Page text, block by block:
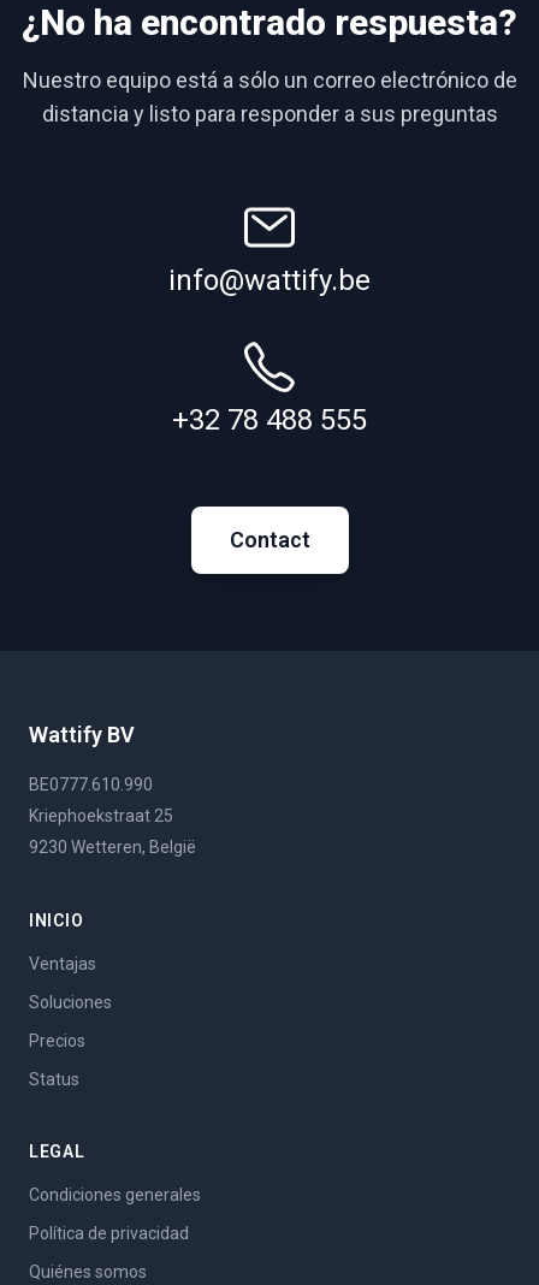
¿No ha encontrado respuesta?
Nuestro equipo está a sólo un correo electrónico de
distancia y listo para responder a sus preguntas
info@wattify.be
+32 78 488 555
Contact
Wattify BV
BE0777.610.990
Kriephoekstraat 25
9230 Wetteren, België
INICIO
Ventajas
Soluciones
Precios
Status
LEGAL
Condiciones generales
Política de privacidad
Quiénes somos